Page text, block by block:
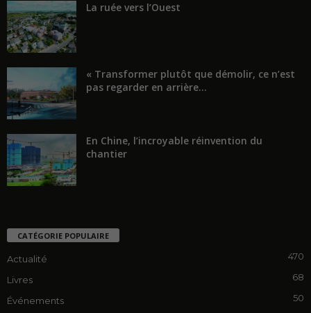
La ruée vers l’Ouest
« Transformer plutôt que démolir, ce n’est
pas regarder en arrière...
En Chine, l’incroyable réinvention du
chantier
CATÉGORIE POPULAIRE
Actualité 470
Livres 68
Événements 50